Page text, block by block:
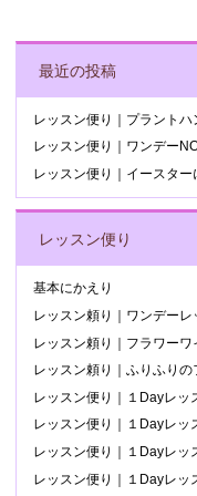
最近の投稿
レッスン便り｜プラントハ
レッスン便り｜ワンデー
レッスン便り｜イースター
レッスン便り
基本にかえり
レッスン頼り｜ワンデー
レッスン頼り｜フラワー
レッスン頼り｜ふりふりの
レッスン便り｜１Dayレッ
レッスン便り｜１Dayレッ
レッスン便り｜１Dayレッ
レッスン便り｜１Dayレッ